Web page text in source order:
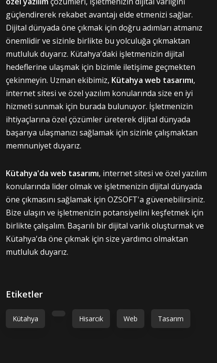
güçlendirerek rekabet avantajı elde etmenizi sağlar.
Dijital dünyada öne çıkmak için doğru adımları atmanız
önemlidir ve sizinle birlikte bu yolculuğa çıkmaktan
mutluluk duyarız. Kütahya'daki işletmenizin dijital
hedeflerine ulaşmak için bizimle iletişime geçmekten
çekinmeyin. Uzman ekibimiz, Kütahya web tasarımı,
internet sitesi ve özel yazılım konularında size en iyi
hizmeti sunmak için burada bulunuyor. İşletmenizin
ihtiyaçlarına özel çözümler üreterek dijital dünyada
başarıya ulaşmanızı sağlamak için sizinle çalışmaktan
memnuniyet duyarız.
Kütahya'da web tasarımı, internet sitesi ve özel yazılım
konularında lider olmak ve işletmenizin dijital dünyada
öne çıkmasını sağlamak için OZSOFT'a güvenebilirsiniz.
Bize ulaşın ve işletmenizin potansiyelini keşfetmek için
birlikte çalışalım. Başarılı bir dijital varlık oluşturmak ve
Kütahya'da öne çıkmak için size yardımcı olmaktan
mutluluk duyarız.
Etiketler
Kütahya Hisarcık Web Tasarım